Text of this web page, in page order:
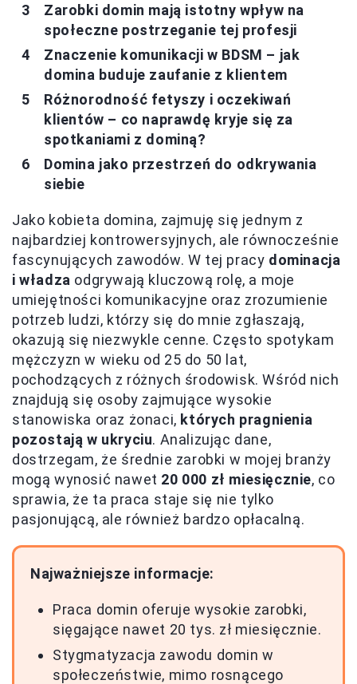
Zarobki domin mają istotny wpływ na
społeczne postrzeganie tej profesji
Znaczenie komunikacji w BDSM – jak
domina buduje zaufanie z klientem
Różnorodność fetyszy i oczekiwań
klientów – co naprawdę kryje się za
spotkaniami z dominą?
Domina jako przestrzeń do odkrywania
siebie
Jako kobieta domina, zajmuję się jednym z
najbardziej kontrowersyjnych, ale równocześnie
fascynujących zawodów. W tej pracy dominacja
i władza odgrywają kluczową rolę, a moje
umiejętności komunikacyjne oraz zrozumienie
potrzeb ludzi, którzy się do mnie zgłaszają,
okazują się niezwykle cenne. Często spotykam
mężczyzn w wieku od 25 do 50 lat,
pochodzących z różnych środowisk. Wśród nich
znajdują się osoby zajmujące wysokie
stanowiska oraz żonaci, których pragnienia
pozostają w ukryciu. Analizując dane,
dostrzegam, że średnie zarobki w mojej branży
mogą wynosić nawet 20 000 zł miesięcznie, co
sprawia, że ta praca staje się nie tylko
pasjonującą, ale również bardzo opłacalną.
Najważniejsze informacje:
Praca domin oferuje wysokie zarobki,
sięgające nawet 20 tys. zł miesięcznie.
Stygmatyzacja zawodu domin w
społeczeństwie, mimo rosnącego